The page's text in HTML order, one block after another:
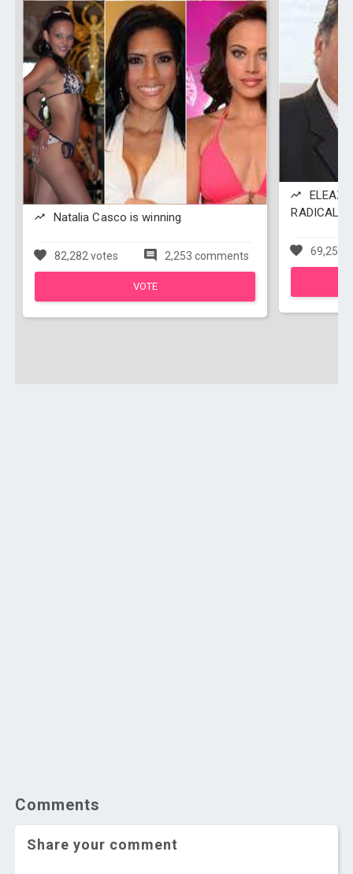
Natalia Casco is winning
82,282 votes 2,253 comments
VOTE
RADICAL
69,251
Comments
Share your comment